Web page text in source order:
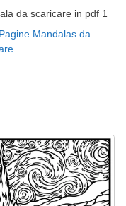
da scaricare in pdf 1
Pagine Mandalas da